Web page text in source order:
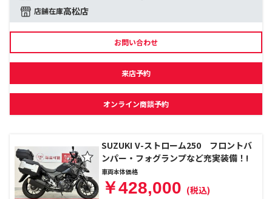
店舗在庫高松店
お問い合わせ
来店予約
オンライン商談予約
SUZUKI V-ストローム250 フロントバ
ンパー・フォグランプなど充実装備！!
車両本体価格
￥428,000 (税込)